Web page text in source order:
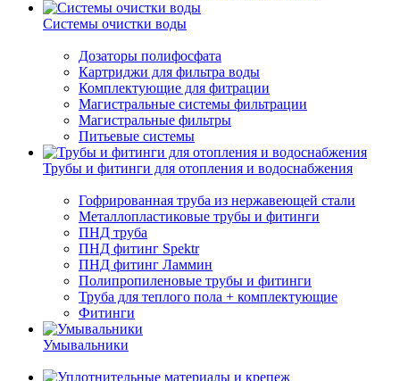
Системы очистки воды
Дозаторы полифосфата
Картриджи для фильтра воды
Комплектующие для фитрации
Магистральные системы фильтрации
Магистральные фильтры
Питьевые системы
Трубы и фитинги для отопления и водоснабжения
Гофрированная труба из нержавеющей стали
Металлопластиковые трубы и фитинги
ПНД труба
ПНД фитинг Spektr
ПНД фитинг Ламмин
Полипропиленовые трубы и фитинги
Труба для теплого пола + комплектующие
Фитинги
Умывальники